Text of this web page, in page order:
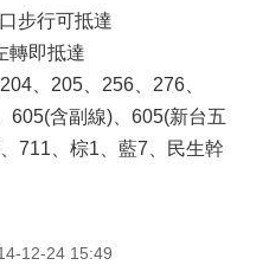
步行可抵達
轉即抵達
、205、256、276、
605(含副線)、605(新台五
711、棕1、藍7、民生幹
12-24 15:49